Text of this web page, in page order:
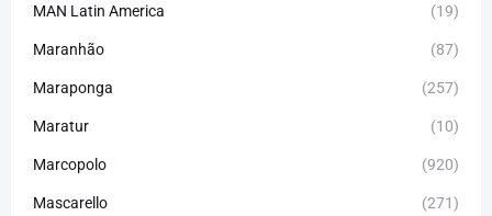
MAN Latin America (19)
Maranhão (87)
Maraponga (257)
Maratur (10)
Marcopolo (920)
Mascarello (271)